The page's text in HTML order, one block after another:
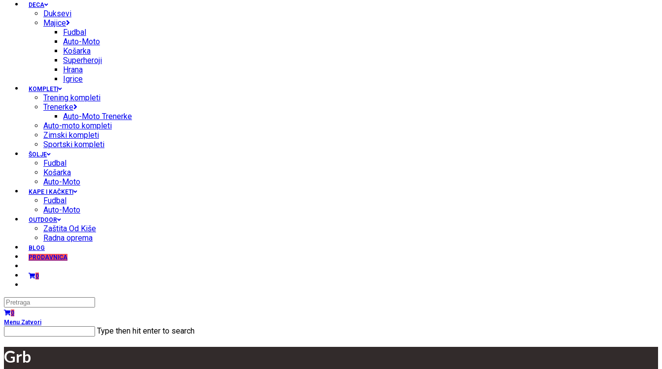
DECA
Duksevi
Majice
Fudbal
Auto-Moto
Košarka
Superheroji
Hrana
Igrice
KOMPLETI
Trening kompleti
Trenerke
Auto-Moto Trenerke
Auto-moto kompleti
Zimski kompleti
Sportski kompleti
ŠOLJE
Fudbal
Košarka
Auto-Moto
KAPE I KAČKETI
Fudbal
Auto-Moto
OUTDOOR
Zaštita Od Kiše
Radna oprema
BLOG
PRODAVNICA
0
0
Menu Zatvori
Type then hit enter to search
Grb